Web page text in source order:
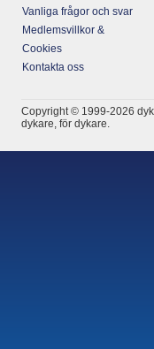
Vanliga frågor och svar
Medlemsvillkor &
Cookies
Kontakta oss
Copyright © 1999-2026
dykare, för dykare.